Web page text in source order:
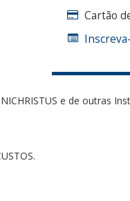
Cartão
e de outras